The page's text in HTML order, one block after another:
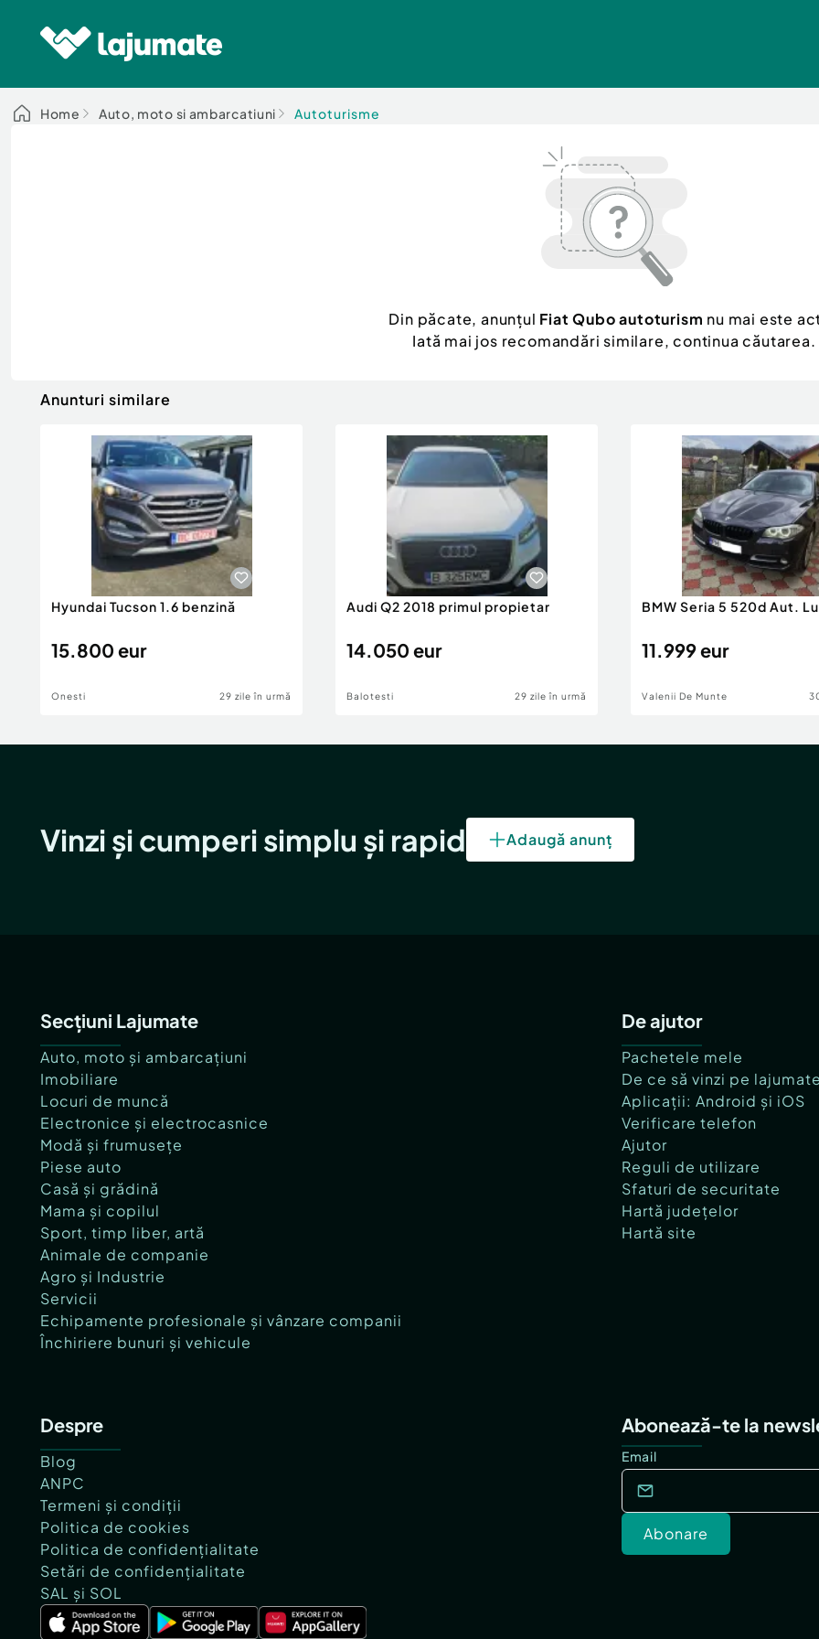
Home Auto, moto si ambarcatiuni Autoturisme
Din păcate, anunțul Fiat Qubo autoturism nu mai este
Iată mai jos recomandări similare, continua căutarea.
Anunturi similare
Hyundai Tucson 1.6 benzină
15.800 eur
Onesti 29 zile în urmă
Audi Q2 2018 primul propietar
14.050 eur
Balotesti 29 zile în urmă
BMW Seria 5 520d Aut.
11.999 eur
Valenii De Munte
Vinzi și cumperi simplu și rapid Adaugă anunț
Secțiuni Lajumate
Auto, moto și ambarcațiuni
Imobiliare
Locuri de muncă
Electronice și electrocasnice
Modă și frumusețe
Piese auto
Casă și grădină
Mama și copilul
Sport, timp liber, artă
Animale de companie
Agro și Industrie
Servicii
Echipamente profesionale și vânzare companii
Închiriere bunuri și vehicule
De ajutor
Pachetele mele
De ce să vinzi pe
Aplicații: Android și iOS
Verificare telefon
Ajutor
Reguli de utilizare
Sfaturi de securitate
Hartă județelor
Hartă site
Despre
Blog
ANPC
Termeni și condiții
Politica de cookies
Politica de confidențialitate
Setări de confidențialitate
SAL și SOL
Abonează-te la
Email
Abonare